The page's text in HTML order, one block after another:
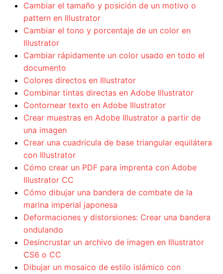
Cambiar el tamaño y posición de un motivo o
pattern en Illustrator
Cambiar el tono y porcentaje de un color en
Illustrator
Cambiar rápidamente un color usado en todo el
documento
Colores directos en Illustrator
Combinar tintas directas en Adobe Illustrator
Contornear texto en Adobe Illustrator
Crear muestras en Adobe Illustrator a partir de
una imagen
Crear una cuadrícula de base triangular equilátera
con Illustrator
Cómo crear un PDF para imprenta con Adobe
Illustrator CC
Cómo dibujar una bandera de combate de la
marina imperial japonesa
Deformaciones y distorsiones: Crear una bandera
ondulando
Desincrustar un archivo de imagen en Illustrator
CS6 o CC
Dibujar un mosaico de estilo islámico con